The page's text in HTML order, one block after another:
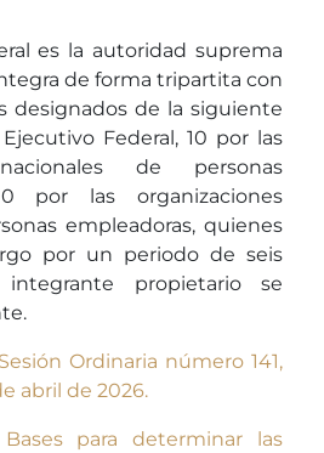
es la autoridad suprema
de forma tripartita con
designados de la siguiente
Federal, 10 por las
de personas
por las organizaciones
empleadoras, quienes
por un periodo de seis
propietario se
Ordinaria número 141,
abril de 2026.
Bases para determinar las